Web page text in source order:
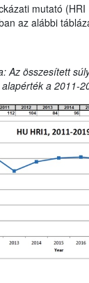
mutató
az alábbi
Az összesített
a 2011-